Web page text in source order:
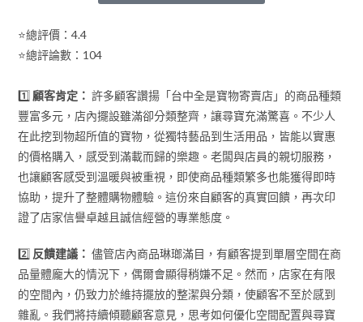
⭐總評價：4.4
⭐總評論數：104
1️⃣ 顧客肯定： 許多顧客讚揚「台中全是寶物寄賣店」的商品種類
豐富多元，店內擺設雖滿卻分類整齊，讓尋寶充滿驚喜。不少人
在此挖到物超所值的寶物，從獨特藝品到生活用品，皆能以實惠
的價格購入，感受到滿載而歸的樂趣。老闆與店員的親切服務，
也讓顧客感受到溫暖與被重視，即使商品種類繁多也能獲得即時
協助，提升了整體購物體驗。這份來自顧客的真實回饋，再次印
證了店家信譽卓越且誠信經營的專業態度。
2️⃣ 反饋建議： 儘管店內商品琳瑯滿目，有顧客提到單層空間在商
品量體龐大的情況下，偶爾會顯得稍嫌不足。然而，店家在有限
的空間內，仍致力於維持擺放的整潔與分類，使顧客不至於感到
雜亂。我們將持續傾聽顧客意見，思考如何優化空間配置與尋寶